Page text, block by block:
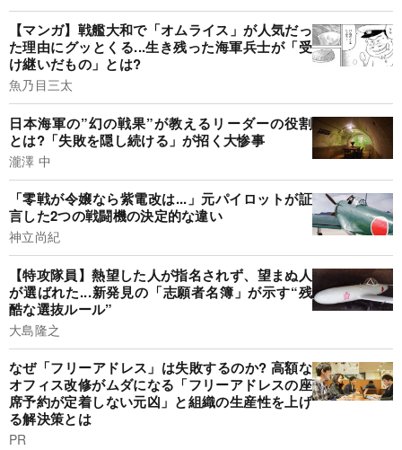
【マンガ】戦艦大和で「オムライス」が人気だっ
た理由にグッとくる...生き残った海軍兵士が「受
け継いだもの」とは?
魚乃目三太
日本海軍の”幻の戦果”が教えるリーダーの役割
とは?「失敗を隠し続ける」が招く大惨事
瀧澤 中
「零戦が令嬢なら紫電改は...」元パイロットが証
言した2つの戦闘機の決定的な違い
神立尚紀
【特攻隊員】熱望した人が指名されず、望まぬ人
が選ばれた...新発見の「志願者名簿」が示す“残
酷な選抜ルール”
大島隆之
なぜ「フリーアドレス」は失敗するのか? 高額な
オフィス改修がムダになる「フリーアドレスの座
席予約が定着しない元凶」と組織の生産性を上げ
る解決策とは
PR